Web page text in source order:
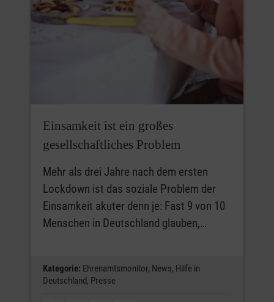
Einsamkeit ist ein großes
gesellschaftliches Problem
Mehr als drei Jahre nach dem ersten
Lockdown ist das soziale Problem der
Einsamkeit akuter denn je: Fast 9 von 10
Menschen in Deutschland glauben,…
Kategorie: Ehrenamtsmonitor, News, Hilfe in
Deutschland, Presse